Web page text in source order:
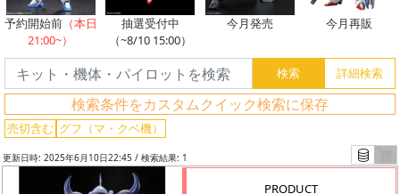
予約開始前（本日
21:00~）
抽選受付中
（~8/10 15:00）
今月発売 今月再販
検索条件をカスタムクイック検索に保存
売切含む グフ（マ・クベ機）
グ
レ
ド
更新日時: 2025年6月10日22:45 / 検索結果: 1
PRODUCT